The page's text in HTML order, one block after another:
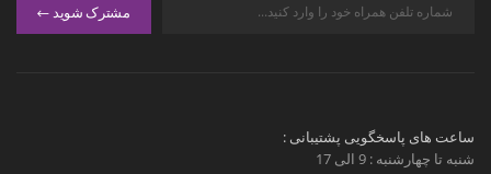
مشترک شوید
ساعت های پاسخگویی پشتیبانی :
شنبه تا چهارشنبه : 9 الی 17